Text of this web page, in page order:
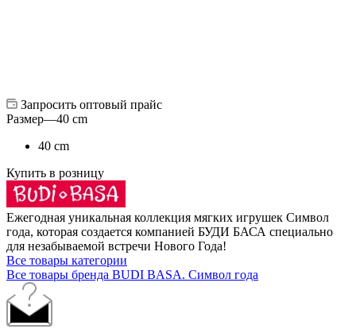
Запросить оптовый прайс
Размер—40 cm
40 cm
Купить в розницу
Ежегодная уникальная коллекция мягких игрушек Символ
года, которая создается компанией БУДИ БАСА специально
для незабываемой встречи Нового Года!
Все товары категории
Все товары бренда BUDI BASA. Символ года